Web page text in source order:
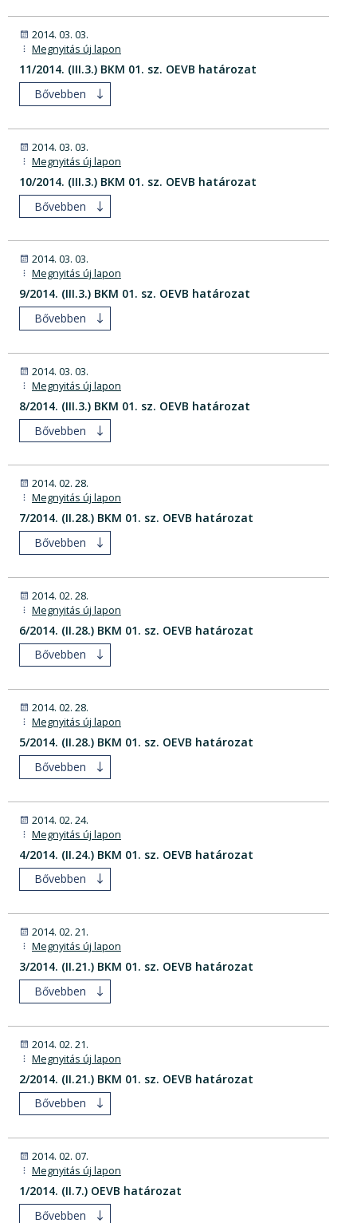
2014. 03. 03.
Megnyitás új lapon
11/2014. (III.3.) BKM 01. sz. OEVB határozat
Bővebben
2014. 03. 03.
Megnyitás új lapon
10/2014. (III.3.) BKM 01. sz. OEVB határozat
Bővebben
2014. 03. 03.
Megnyitás új lapon
9/2014. (III.3.) BKM 01. sz. OEVB határozat
Bővebben
2014. 03. 03.
Megnyitás új lapon
8/2014. (III.3.) BKM 01. sz. OEVB határozat
Bővebben
2014. 02. 28.
Megnyitás új lapon
7/2014. (II.28.) BKM 01. sz. OEVB határozat
Bővebben
2014. 02. 28.
Megnyitás új lapon
6/2014. (II.28.) BKM 01. sz. OEVB határozat
Bővebben
2014. 02. 28.
Megnyitás új lapon
5/2014. (II.28.) BKM 01. sz. OEVB határozat
Bővebben
2014. 02. 24.
Megnyitás új lapon
4/2014. (II.24.) BKM 01. sz. OEVB határozat
Bővebben
2014. 02. 21.
Megnyitás új lapon
3/2014. (II.21.) BKM 01. sz. OEVB határozat
Bővebben
2014. 02. 21.
Megnyitás új lapon
2/2014. (II.21.) BKM 01. sz. OEVB határozat
Bővebben
2014. 02. 07.
Megnyitás új lapon
1/2014. (II.7.) OEVB határozat
Bővebben